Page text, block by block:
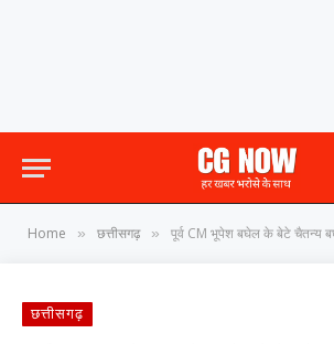
Home » छत्तीसगढ़ » पूर्व CM भूपेश बघेल के बेटे चैतन्य बघेल की न्यायिक हिरासत
छत्तीसगढ़